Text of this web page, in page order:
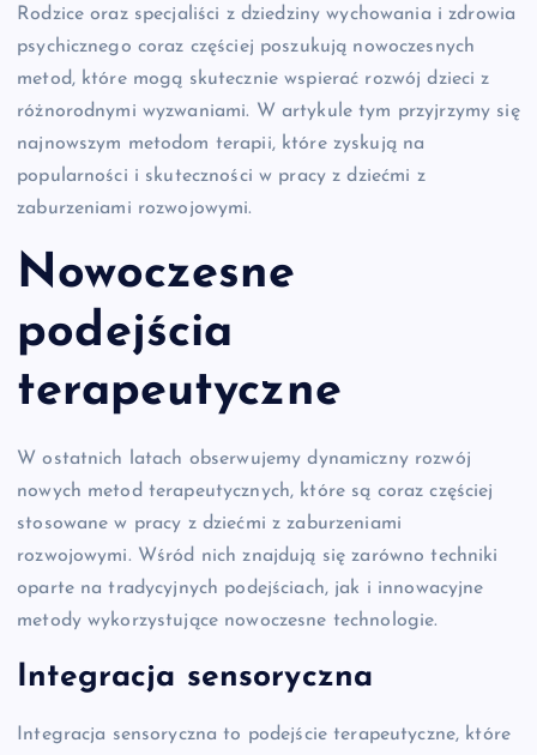
Rodzice oraz specjaliści z dziedziny wychowania i zdrowia
psychicznego coraz częściej poszukują nowoczesnych
metod, które mogą skutecznie wspierać rozwój dzieci z
różnorodnymi wyzwaniami. W artykule tym przyjrzymy się
najnowszym metodom terapii, które zyskują na
popularności i skuteczności w pracy z dziećmi z
zaburzeniami rozwojowymi.
Nowoczesne
podejścia
terapeutyczne
W ostatnich latach obserwujemy dynamiczny rozwój
nowych metod terapeutycznych, które są coraz częściej
stosowane w pracy z dziećmi z zaburzeniami
rozwojowymi. Wśród nich znajdują się zarówno techniki
oparte na tradycyjnych podejściach, jak i innowacyjne
metody wykorzystujące nowoczesne technologie.
Integracja sensoryczna
Integracja sensoryczna to podejście terapeutyczne, które